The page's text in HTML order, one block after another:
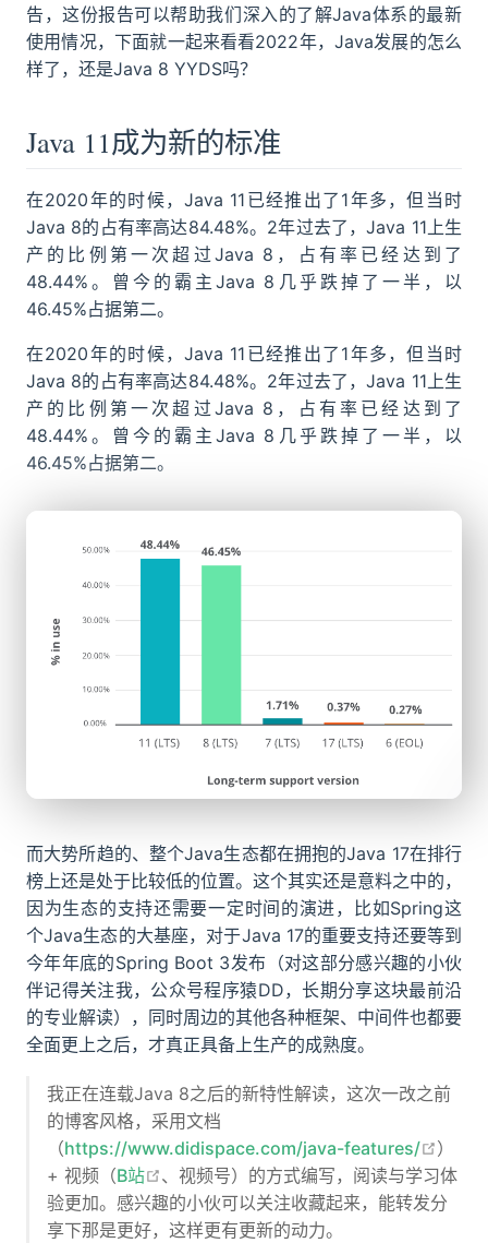
告，这份报告可以帮助我们深入的了解Java体系的最新
使用情况，下面就一起来看看2022年，Java发展的怎么
样了，还是Java 8 YYDS吗？
Java 11成为新的标准
在2020年的时候，Java 11已经推出了1年多，但当时
Java 8的占有率高达84.48%。2年过去了，Java 11上生
产的比例第一次超过Java 8，占有率已经达到了
48.44%。曾今的霸主Java 8几乎跌掉了一半，以
46.45%占据第二。
在2020年的时候，Java 11已经推出了1年多，但当时
Java 8的占有率高达84.48%。2年过去了，Java 11上生
产的比例第一次超过Java 8，占有率已经达到了
48.44%。曾今的霸主Java 8几乎跌掉了一半，以
46.45%占据第二。
而大势所趋的、整个Java生态都在拥抱的Java 17在排行
榜上还是处于比较低的位置。这个其实还是意料之中的，
因为生态的支持还需要一定时间的演进，比如Spring这
个Java生态的大基座，对于Java 17的重要支持还要等到
今年年底的Spring Boot 3发布（对这部分感兴趣的小伙
伴记得关注我，公众号程序猿DD，长期分享这块最前沿
的专业解读），同时周边的其他各种框架、中间件也都要
全面更上之后，才真正具备上生产的成熟度。
我正在连载Java 8之后的新特性解读，这次一改之前
的博客风格，采用文档
（https://www.didispace.com/java-features/ open
）
+ 视频（B站 open in new window
、视频号）的方式编写，阅读与学习体
验更加。感兴趣的小伙可以关注收藏起来，能转发分
享下那是更好，这样更有更新的动力。